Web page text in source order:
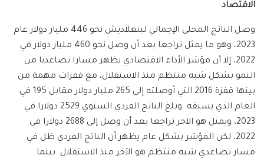
الاقتصاد
وصل الناتج المحلي الإجمالي لبنغلاديش نحو 446 مليار دولار عام
2023، وهو ما يمثل تراجعا بعد أن وصل نحو 460 مليار دولار في
2022، إلا أن مؤشر الأداء الاقتصادي يظهر مسارا تصاعديا من
النمو بشكل شبه منتظم منذ الاستقلال، مع قفزات مهمة من
بينها قفزة 2016 التي أوصلته إلى 265 مليار دولار مقابل 195 في
العام الذي يسبقه. وبلغ الناتج الفردي السنوي 2529 دولارا في
2023، ويمثل هو الآخر تراجعا بعد أن وصل إلى 2688 دولارا في
2022، لكن المؤشر بشكل عام يظهر أن الناتج الفردي ظل في
مسار تصاعدي شبه منتظم هو الآخر منذ الاستقلال. بينما